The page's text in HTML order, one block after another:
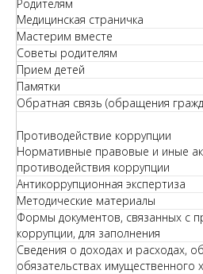
Родителям
Медицинская страничка
Мастерим вместе
Советы родителям
Прием детей
Памятки
Обратная связь (обращения
Противодействие коррупции
Нормативные правовые и иные
противодействия коррупции
Антикоррупционная экспертиза
Методические материалы
Формы документов, связанных с
коррупции, для заполнения
Сведения о доходах и расходах,
обязательствах имущественного